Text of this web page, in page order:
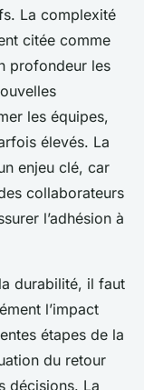
La complexité
citée comme
profondeur les
les équipes,
élevés. La
enjeu clé, car
collaborateurs
l’adhésion à
durabilité, il faut
l’impact
étapes de la
du retour
décisions. La